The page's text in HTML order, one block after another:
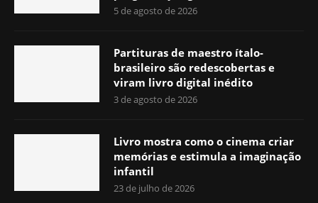
5 de agosto de 2026
Partituras de maestro ítalo-
brasileiro são redescobertas e
viram livro digital inédito
3 de agosto de 2026
Livro mostra como o cinema criar
memórias e estimula a imaginação
infantil
23 de julho de 2026